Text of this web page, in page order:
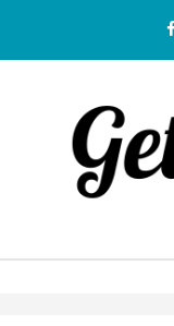
content